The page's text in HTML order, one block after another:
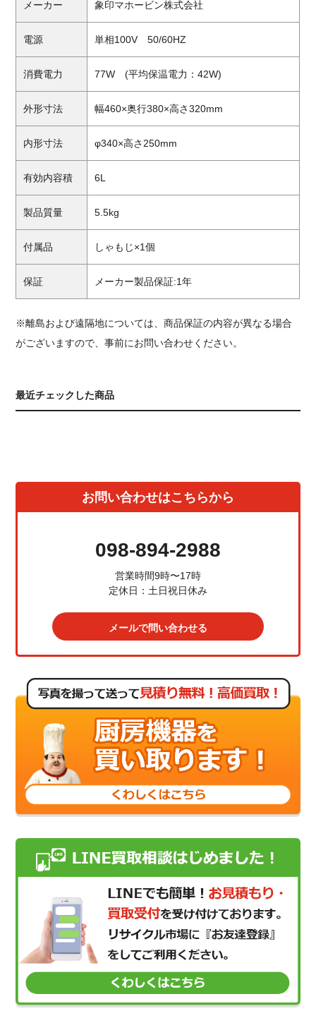
メーカー 象印マホービン株式会社
電源 単相100V 50/60HZ
消費電力 77W (平均保温電力：42W)
外形寸法 幅460×奥行380×高さ320mm
内形寸法 φ340×高さ250mm
有効内容積 6L
製品質量 5.5kg
付属品 しゃもじ×1個
保証 メーカー製品保証:1年
※離島および遠隔地については、商品保証の内容が異なる場合
がございますので、事前にお問い合わせください。
最近チェックした商品
お問い合わせはこちらから
098-894-2988
営業時間9時〜17時
定休日：土日祝日休み
メールで問い合わせる